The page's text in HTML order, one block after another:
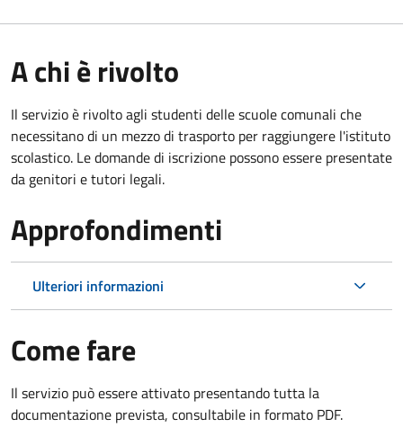
A chi è rivolto
Il servizio è rivolto agli studenti delle scuole comunali che
necessitano di un mezzo di trasporto per raggiungere l'istituto
scolastico. Le domande di iscrizione possono essere presentate
da genitori e tutori legali.
Approfondimenti
Ulteriori informazioni
Come fare
Il servizio può essere attivato presentando tutta la
documentazione prevista, consultabile in formato PDF.